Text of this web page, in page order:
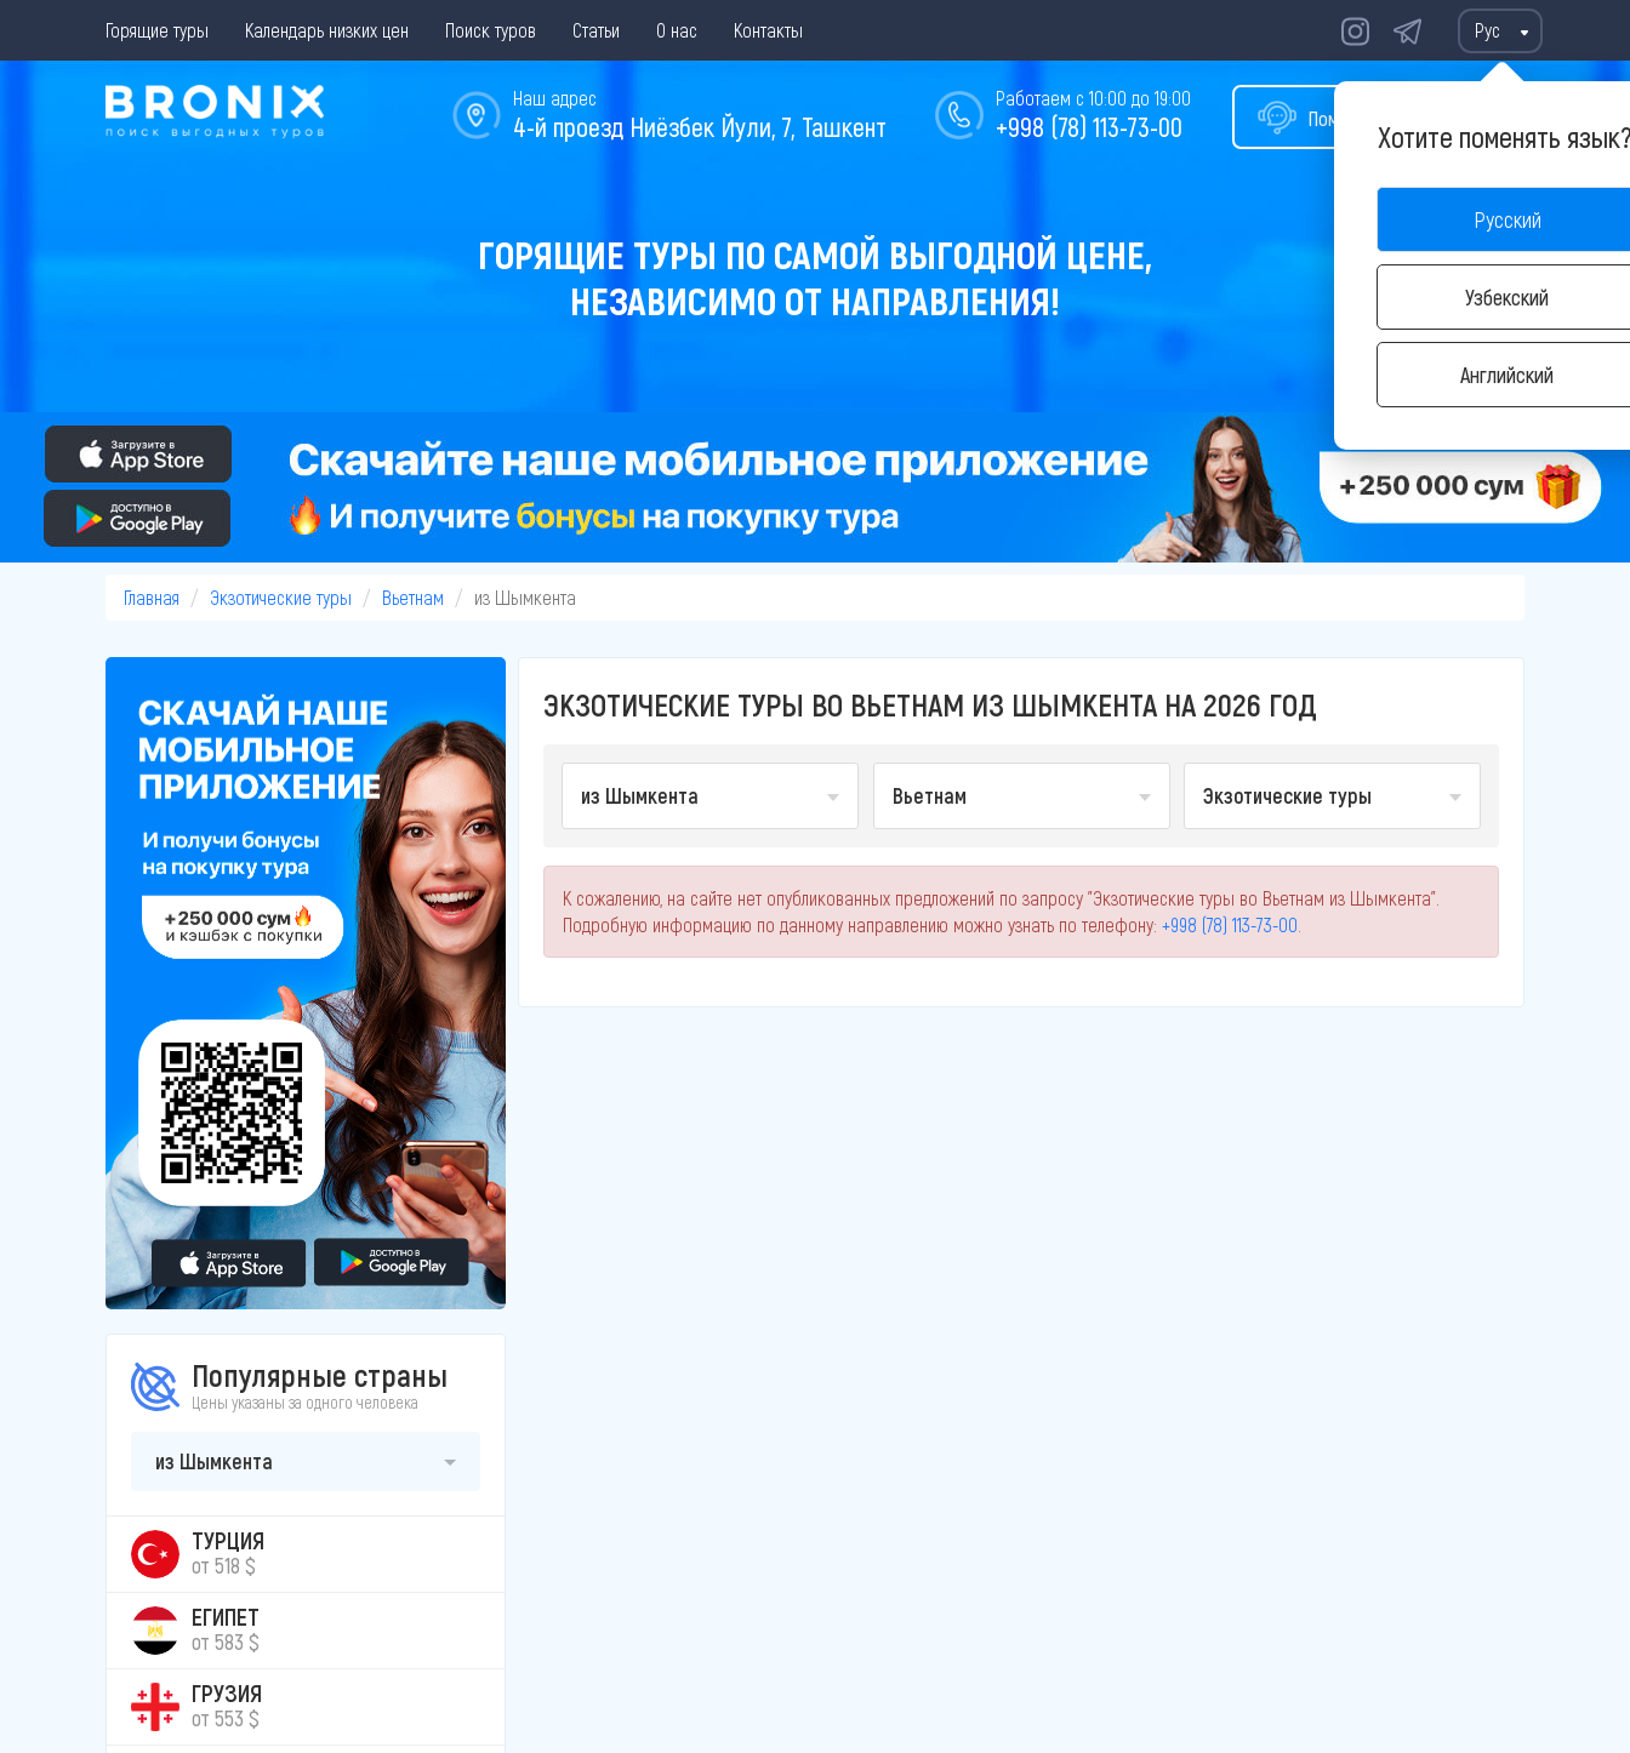
Горящие туры Календарь низких цен Поиск туров Статьи О нас Контакты Рус
Хотите поменять
Русский
Узбекский
Английский
Помощь в подборе тура
Работаем с 10:00 до 19:00
+998 (78) 113-73-00
Наш адрес
4-й проезд Ниёзбек Йули, 7, Ташкент
ГОРЯЩИЕ ТУРЫ ПО САМОЙ ВЫГОДНОЙ ЦЕНЕ,
НЕЗАВИСИМО ОТ НАПРАВЛЕНИЯ!
Главная Экзотические туры Вьетнам из Шымкента
Популярные страны
Цены указаны за одного человека
из Шымкента
ТУРЦИЯ
от 518 $
ЕГИПЕТ
от 583 $
ГРУЗИЯ
от 553 $
ЭКЗОТИЧЕСКИЕ ТУРЫ ВО ВЬЕТНАМ ИЗ ШЫМКЕНТА НА 2026 ГОД
из Шымкента Вьетнам Экзотические туры
К сожалению, на сайте нет опубликованных предложений по запросу "Экзотические туры во Вьетнам из Шымкента".
Подробную информацию по данному направлению можно узнать по телефону: +998 (78) 113-73-00